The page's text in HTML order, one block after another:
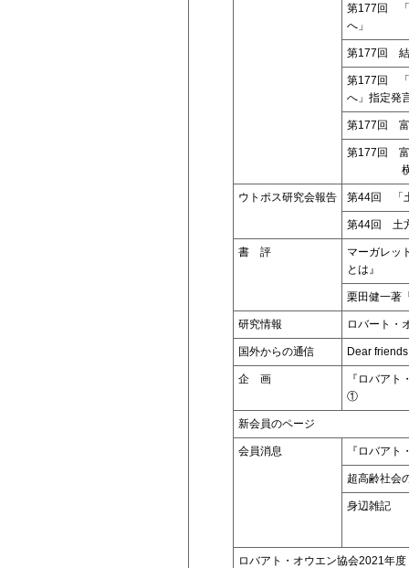
第177回 「
へ」
第177回 結
第177回 「
へ」指定発
第177回 富
第177回 富
横山勝
ウトポス研究会報告 第44回 「
第44回 土
書 評
マーガレッ
とは』
栗田健一著
研究情報 ロバート・
国外からの通信 Dear
企 画
『ロバア
①
新会員のページ
会員消息 『ロバア
超高齢社会
身辺雑記
ロバアト・オウエン協会2021年